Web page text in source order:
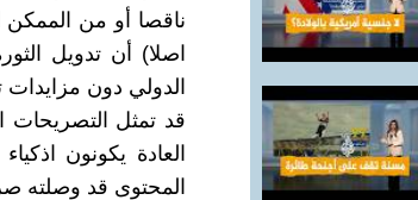
ناقصا أو من الممكن
اصلا) أن تدويل
الدولي دون مزايدات
قد تمثل التصريحات
العادة يكونون
المحتوى قد وصلته